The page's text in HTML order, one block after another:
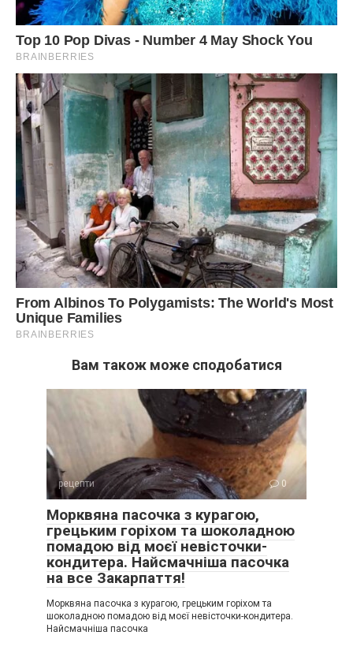
Вам також може сподобатися
рецепти 0
Морквяна пасочка з курагою,
грецьким горіхом та шоколадною
помадою від моєї невісточки-
кондитера. Найсмачніша пасочка
на все Закарпаття!
Морквяна пасочка з курагою, грецьким горіхом та
шоколадною помадою від моєї невісточки-кондитера.
Найсмачніша пасочка